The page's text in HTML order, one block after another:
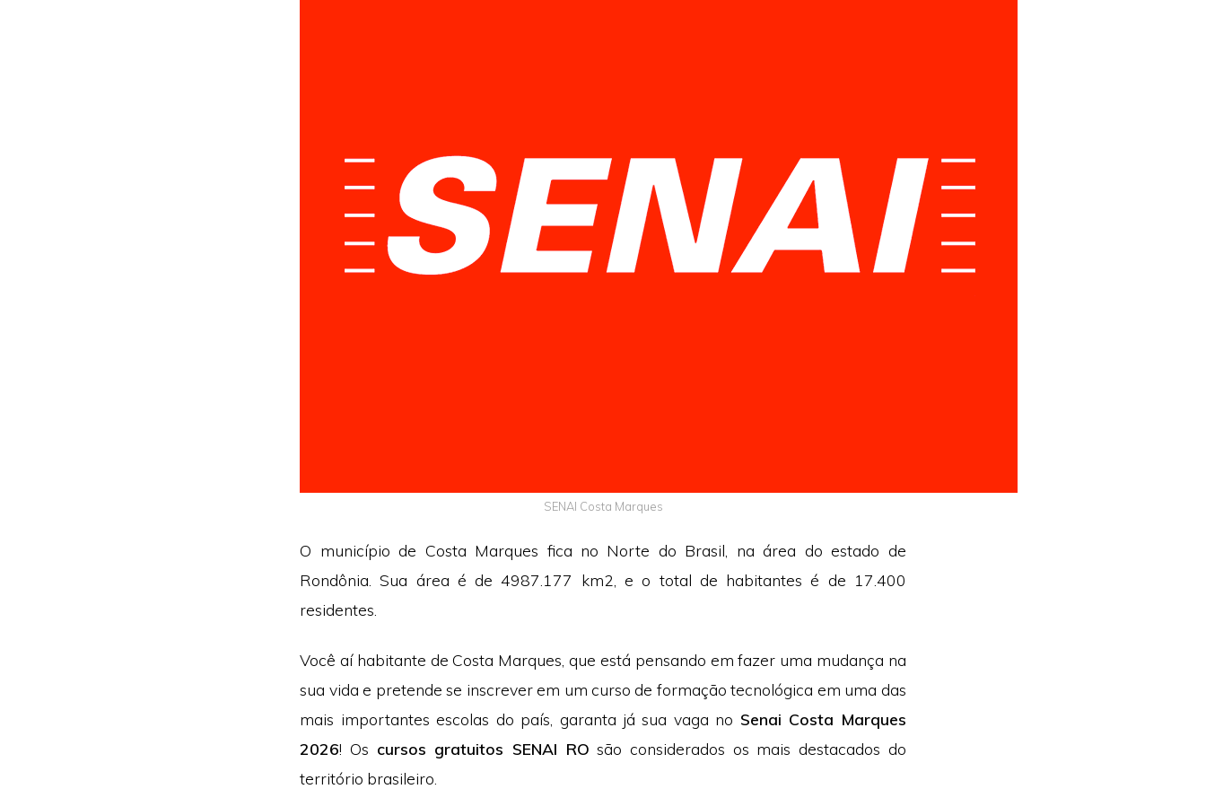
SENAI Costa Marques
O município de Costa Marques fica no Norte do Brasil, na área do estado de
Rondônia. Sua área é de 4987.177 km2, e o total de habitantes é de 17.400
residentes.
Você aí habitante de Costa Marques, que está pensando em fazer uma mudança na
sua vida e pretende se inscrever em um curso de formação tecnológica em uma das
mais importantes escolas do país, garanta já sua vaga no Senai Costa Marques
2026! Os cursos gratuitos SENAI RO são considerados os mais destacados do
território brasileiro.